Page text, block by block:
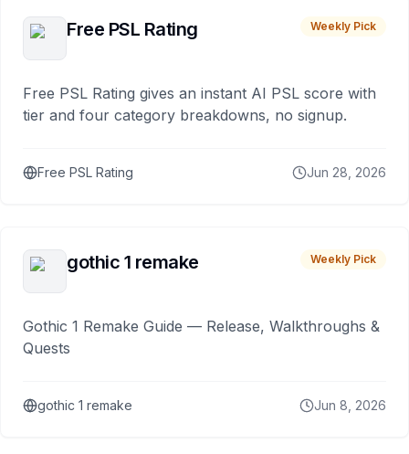
Free PSL Rating Weekly Pick
Free PSL Rating gives an instant AI PSL score with
tier and four category breakdowns, no signup.
Free PSL Rating Jun 28, 2026
gothic 1 remake Weekly Pick
Gothic 1 Remake Guide — Release, Walkthroughs &
Quests
gothic 1 remake Jun 8, 2026